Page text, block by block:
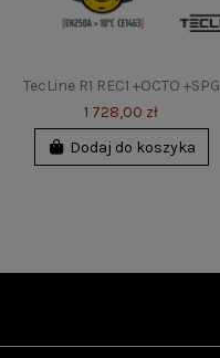
TecLine R1 REC1 +OCTO +SPG
1 728,00 zł
Dodaj do koszyka